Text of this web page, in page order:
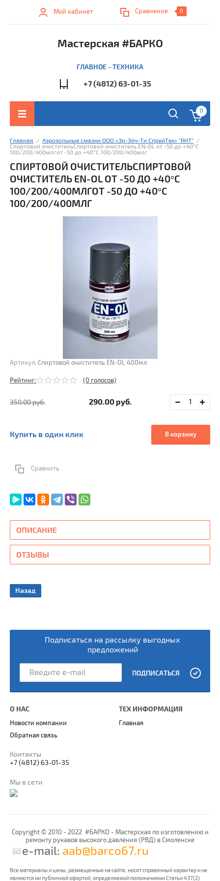
Мой кабинет Сравнение 0
Мастерская #БАРКО
ГЛАВНОЕ - ТЕХНИКА
+7 (4812) 63-01-35
0
Главная
  /
Аэрозольные смазки ООО «Эр-Эйч-Ти СпрейТек» “RHT”
  /
Спиртовой очистительСпиртовой очиститель EN‐OL от ‐50 до +40°C
100/200/400млгот ‐50 до +40°C 100/200/400млг
СПИРТОВОЙ ОЧИСТИТЕЛЬСПИРТОВОЙ
ОЧИСТИТЕЛЬ EN‐OL ОТ ‐50 ДО +40°C
100/200/400МЛГОТ ‐50 ДО +40°C
100/200/400МЛГ
Артикул: Спиртовой очиститель EN‐OL 400мл
Рейтинг: (0 голосов)
350.00руб. 290.00руб.
Купить в один клик В корзину
Сравнить
ОПИСАНИЕ
ОТЗЫВЫ
Назад
Подписаться на рассылку выгодных
предложений
ПОДПИСАТЬСЯ
О НАС
Новости компании
Обратная связь
ТЕХ ИНФОРМАЦИЯ
Главная
Контакты
+7 (4812) 63-01-35
Мы в сети
Copyright © 2010 - 2022 #БАРКО - Мастерская по изготовлению и
ремонту рукавов высокого давления (РВД) в Смоленске
e-mail: aab@barco67.ru
Все материалы и цены, размещенные на сайте, носят справочный характер и не
являются ни публичной офертой, определяемой положениями Статьи 437(2)